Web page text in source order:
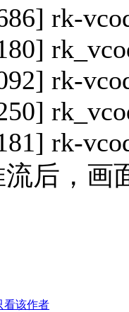
rk-
rk-
rk-
流后，画
看该作者